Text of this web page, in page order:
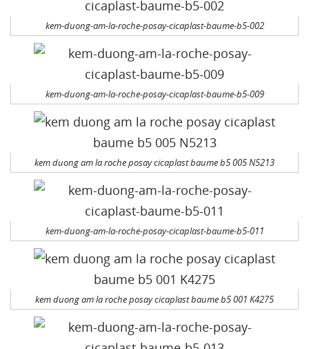
kem-duong-am-la-roche-posay-cicaplast-baume-b5-002
kem-duong-am-la-roche-posay-cicaplast-baume-b5-009
kem duong am la roche posay cicaplast baume b5 005 N5213
kem-duong-am-la-roche-posay-cicaplast-baume-b5-011
kem duong am la roche posay cicaplast baume b5 001 K4275